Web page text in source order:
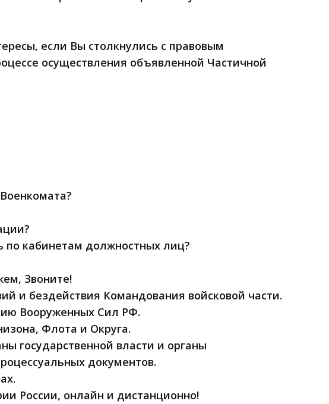
если Вы столкнулись с правовым
осуществления объявленной Частичной
по кабинетам должностных лиц?
Звоните!
и бездействия Командования войсковой части.
Вооруженных Сил РФ.
Флота и Округа.
государственной власти и органы
документов.
России, онлайн и дистанционно!